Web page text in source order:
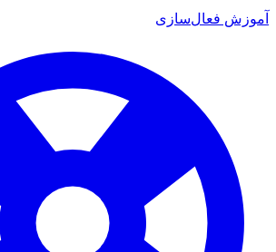
آموزش فعال‌سازی